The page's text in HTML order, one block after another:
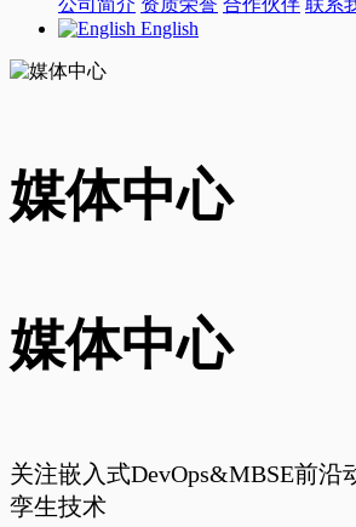
公司简介 资质荣誉 合作伙伴 联系
English
媒体中心
媒体中心
关注嵌入式DevOps&MBSE前沿
孪生技术